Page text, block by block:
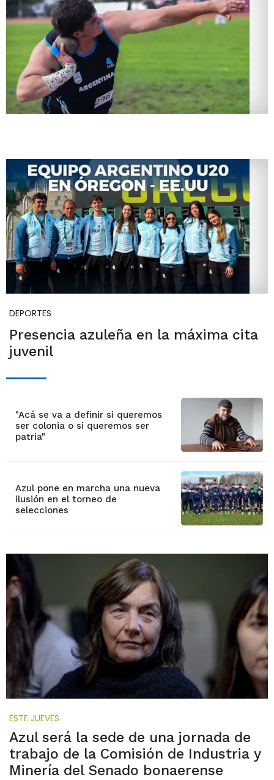
DEPORTES
Presencia azuleña en la máxima cita
juvenil
"Acá se va a definir si queremos
ser colonia o si queremos ser
patria"
Azul pone en marcha una nueva
ilusión en el torneo de
selecciones
ESTE JUEVES
Azul será la sede de una jornada de
trabajo de la Comisión de Industria y
Minería del Senado bonaerense